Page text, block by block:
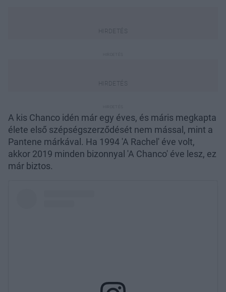
A kis Chanco idén már egy éves, és máris megkapta
élete első szépségszerződését nem mással, mint a
Pantene márkával. Ha 1994 'A Rachel' éve volt,
akkor 2019 minden bizonnyal 'A Chanco' éve lesz, ez
már biztos.